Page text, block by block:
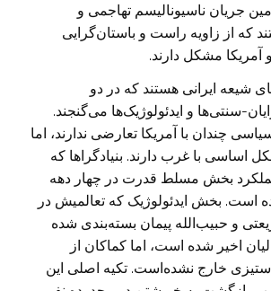
جریان ناسیونالیسم تهاجمی و
که از زاویه راست و باستان‌گرایی
آمریکا مشکل دارند.
شیعه ایرانی هستند که در دو
سنتی‌ها و ایدئولوژیک‌ها می‌گنجند.
چندان با آمریکا تعارضی ندارند، اما
با غرب دارند. بنیادگراها که
بخش مسلط قدرت در چهار دهه
بخش ایدئولوژیک که تعالمیش در
و حبیب‌الله پیمان بسته‌بندی شده
اخیر شده است، اما کماکان از
خارج نشده‌است. تکیه اصلی این